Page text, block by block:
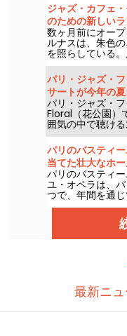
ジャズ・カフェ
のための新しい
数ヶ月前にオー
ルナスは、朱色
を照らしている
理があなたを待っ
パリ・ジャズ・
サートが今年の
ログラム
パリ・ジャズ・
Floral（花公園）
囲気の中で聴け
多数LINEupに並
ら9月6日までの
す！
パリのバスティ
当てた壮大なホ
パリのバスティ
ユ・オペラは、
つで、年間を通
ています。1989
は、多くの観客
やダンスの情報
ます。
最新ニ